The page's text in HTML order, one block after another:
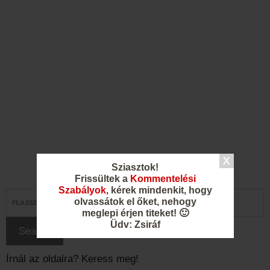
Sziasztok!
Frissültek a Kommentelési
Szabályok, kérek mindenkit, hogy
olvassátok el őket, nehogy
meglepi érjen titeket! 🙂
Üdv: Zsiráf
Írnál az oldalra? Keress meg!